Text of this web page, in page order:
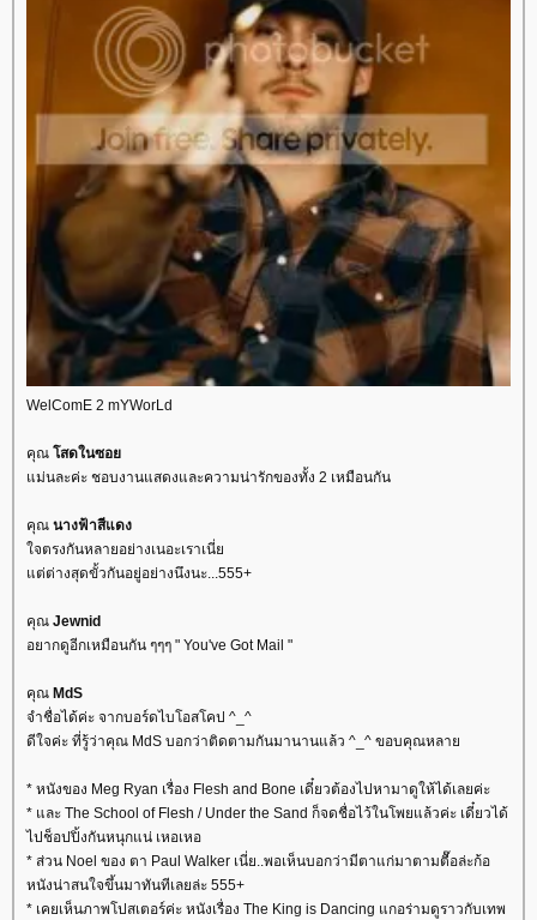
WelComE 2 mYWorLd
คุณ สดในซอ
ม่นละค่ะ ชอบงานแสดงและความน่ารักของทั้ง 2 เหมือนกัน
คุณ นางฟ้าสีแดง
จตรงกันหลายอย่างเนอะเราเนี่
ต่ต่างสุดขั้วกันอยู่อย่างนึงนะ...555+
คุณ Jewnid
อยากดูอีกเหมือนกัน ๆๆๆ " You've Got Mail "
คุณ MdS
จำชื่อได้ค่ะ จากบอร์ดไบโอสโคป ^_^
ดีใจค่ะ ที่รู้ว่าคุณ MdS บอกว่าติดตามกันมานานแล้ว ^_^ ขอบคุณหลา
* หนังของ Meg Ryan เรื่อง Flesh and Bone เดี๋ยวต้องไปหามาดูให้ได้เลยค่ะ
* และ The School of Flesh / Under the Sand ก็จดชื่อไว้ในโพยแล้วค่ะ เดี๋ยวได้
ไปช็อปปิ้งกันหนุกแน่ เหอเหอ
* ส่วน Noel ของ ตา Paul Walker เนี่ย..พอเห็นบอกว่ามีตาแก่มาตามตื๊อล่ะก้อ
หนังน่าสนใจขึ้นมาทันทีเลยล่ะ 555+
* เคยเห็นภาพโปสเตอร์ค่ะ หนังเรื่อง The King is Dancing แกอร่ามดูราวกับเทพ